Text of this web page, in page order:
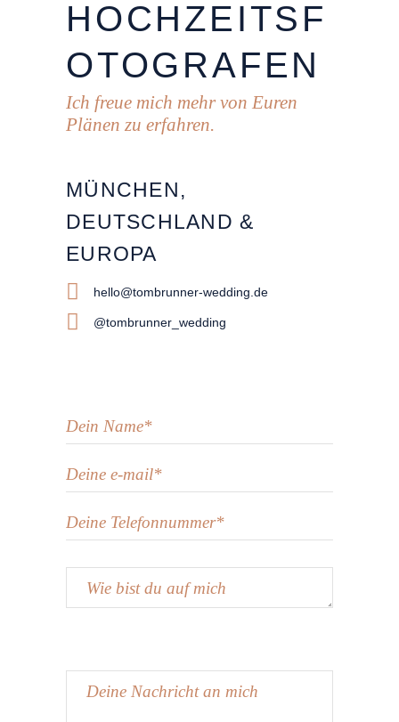
HOCHZEITSF
OTOGRAFEN
Ich freue mich mehr von Euren
Plänen zu erfahren.
MÜNCHEN,
DEUTSCHLAND &
EUROPA
hello@tombrunner-wedding.de
@tombrunner_wedding